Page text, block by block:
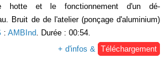
hotte et le fonctionnement d'un dé-
Bruit de de l'atelier (ponçage d'aluminium)
: AMBInd. Durée : 00:54.
+ d'infos & Téléchargement